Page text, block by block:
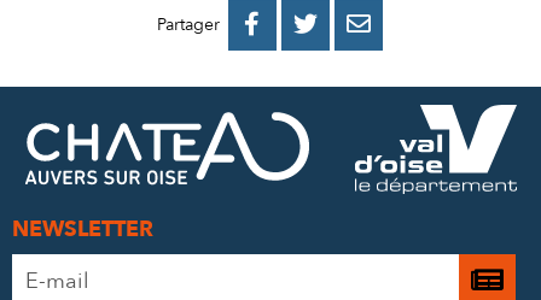
Partager 
PARTAGER
FACEBOOK
PARTAGER
PARTAGER
MAIL
NEWSLETTER
Adresse
Je